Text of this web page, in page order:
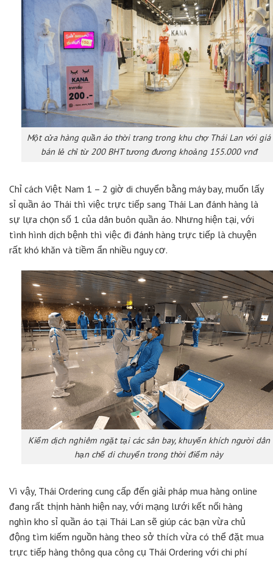
Một cửa hàng quần áo thời trang trong khu chợ Thái Lan với giá
bán lẻ chỉ từ 200 BHT tương đương khoảng 155.000 vnđ
Chỉ cách Việt Nam 1 – 2 giờ di chuyển bằng máy bay, muốn lấy
sỉ quần áo Thái thì việc trực tiếp sang Thái Lan đánh hàng là
sự lựa chọn số 1 của dân buôn quần áo. Nhưng hiện tại, với
tình hình dịch bệnh thì việc đi đánh hàng trực tiếp là chuyện
rất khó khăn và tiềm ẩn nhiều nguy cơ.
Kiểm dịch nghiêm ngặt tại các sân bay, khuyến khích người dân
hạn chế di chuyển trong thời điểm này
Vì vậy, Thái Ordering cung cấp đến giải pháp mua hàng online
đang rất thịnh hành hiện nay, với mạng lưới kết nối hàng
nghìn kho sỉ quần áo tại Thái Lan sẽ giúp các bạn vừa chủ
động tìm kiếm nguồn hàng theo sở thích vừa có thể đặt mua
trực tiếp hàng thông qua công cụ Thái Ordering với chi phí